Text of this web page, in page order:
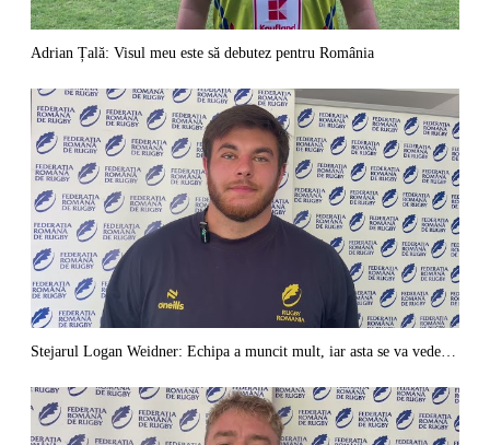
Adrian Țală: Visul meu este să debutez pentru România